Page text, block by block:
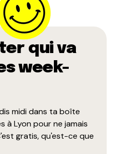
qui va
week-
midi dans ta boîte
à Lyon pour ne jamais
gratis, qu'est-ce que